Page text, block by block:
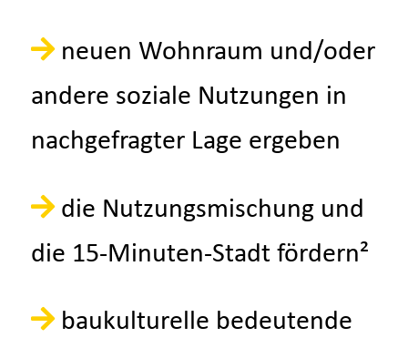
neuen Wohnraum und/oder
andere soziale Nutzungen in
nachgefragter Lage ergeben
die Nutzungsmischung und
die 15-Minuten-Stadt fördern²
baukulturelle bedeutende